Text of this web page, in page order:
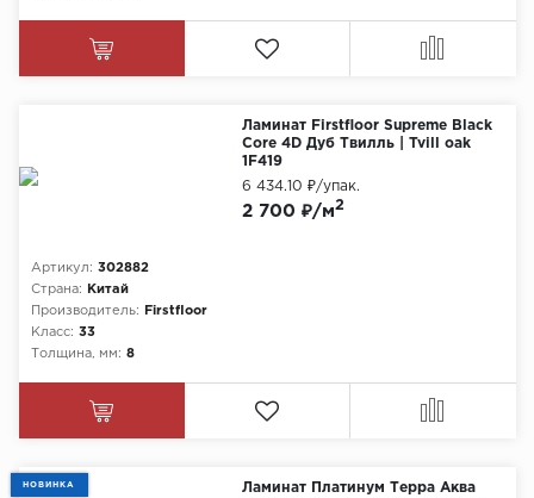
Ламинат Firstfloor Supreme Black
Core 4D Дуб Твилль | Tvill oak
1F419
Артикул: 302882
Страна:
Китай
Производитель:
Firstfloor
Класс: 33
Толщина, мм: 8
2 700 ₽/м2
6 434.10 ₽/упак.
НОВИНКА
Ламинат Платинум Терра Аква